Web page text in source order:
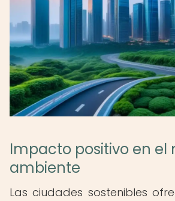
Impacto positivo en el
ambiente
Las ciudades sostenibles